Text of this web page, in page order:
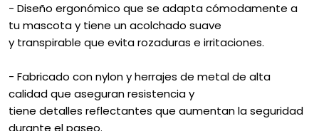
- Diseño ergonómico que se adapta cómodamente a
tu mascota y tiene un acolchado suave
y transpirable que evita rozaduras e irritaciones.
- Fabricado con nylon y herrajes de metal de alta
calidad que aseguran resistencia y
tiene detalles reflectantes que aumentan la seguridad
durante el paseo.